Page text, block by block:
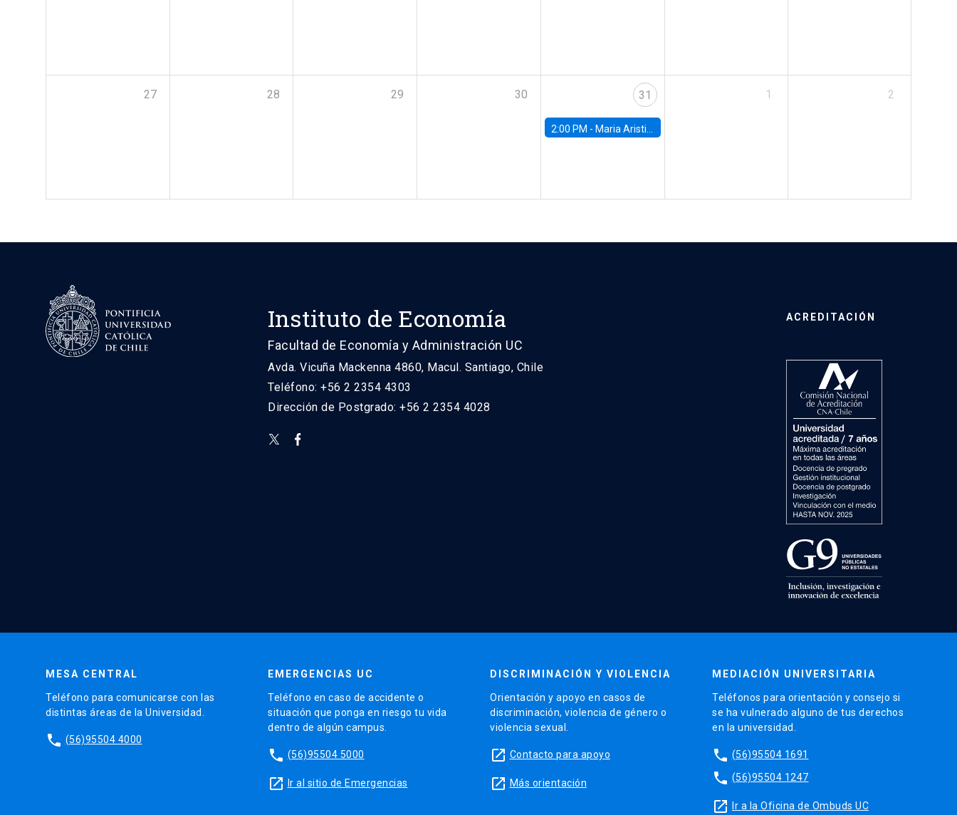
27 28 29 30 31
2:00 PM - Maria Aristizabal-Ramirez, FED Board
1 2
Instituto de Economía
Facultad de Economía y Administración UC
Avda. Vicuña Mackenna 4860, Macul. Santiago, Chile
Teléfono: +56 2 2354 4303
Dirección de Postgrado: +56 2 2354 4028
ACREDITACIÓN
MESA CENTRAL
Teléfono para comunicarse con las
distintas áreas de la Universidad.
phone (56)95504 4000
EMERGENCIAS UC
Teléfono en caso de accidente o
situación que ponga en riesgo tu vida
dentro de algún campus.
phone (56)95504 5000
launch Ir al sitio de Emergencias
DISCRIMINACIÓN Y VIOLENCIA
Orientación y apoyo en casos de
discriminación, violencia de género o
violencia sexual.
launch Contacto para apoyo
launch Más orientación
MEDIACIÓN UNIVERSITARIA
Teléfonos para orientación y consejo si
se ha vulnerado alguno de tus derechos
en la universidad.
phone (56)95504 1691
phone (56)95504 1247
launch Ir a la Oficina de Ombuds UC